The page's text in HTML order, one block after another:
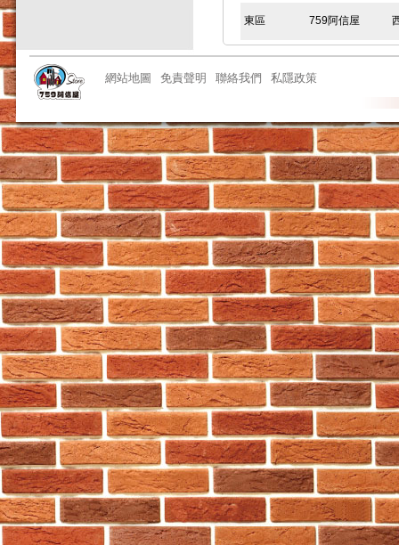
東區 759阿信屋
東區 759阿信屋
東區 急凍食品市場
東區 759阿信屋
東區 759阿信屋
東區 759阿信屋
南區 759阿信屋
南區 759阿信屋
南區 759阿信屋
南區 759阿信屋
網站地圖 免責聲明 聯絡我們 私隱政策